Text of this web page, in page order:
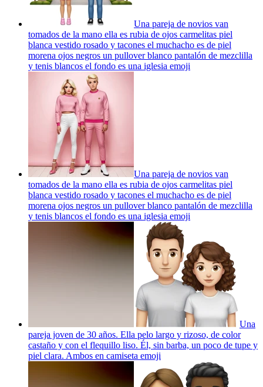
Una pareja de novios van
tomados de la mano ella es rubia de ojos carmelitas piel
blanca vestido rosado y tacones el muchacho es de piel
morena ojos negros un pullover blanco pantalón de mezclilla
y tenis blancos el fondo es una iglesia emoji
Una pareja de novios van
tomados de la mano ella es rubia de ojos carmelitas piel
blanca vestido rosado y tacones el muchacho es de piel
morena ojos negros un pullover blanco pantalón de mezclilla
y tenis blancos el fondo es una iglesia emoji
Una
pareja joven de 30 años. Ella pelo largo y rizoso, de color
castaño y con el flequillo liso. Él, sin barba, un poco de tupe y
piel clara. Ambos en camiseta emoji